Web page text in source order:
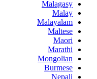
Malagasy
Malay
Malayalam
Maltese
Maori
Marathi
Mongolian
Burmese
Nepali